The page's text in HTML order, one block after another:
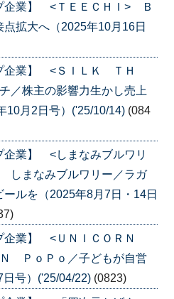
企業】 <ＴＥＥＣＨＩ> Ｂ
拡大へ（2025年10月16日
企業】 <ＳＩＬＫ ＴＨ
株主の影響力生かし売上
10月2日号）('25/10/14) (084
企業】 <しまなみブルワリ
しまなみブルワリー／ラガ
ルを（2025年8月7日・14日
企業】 <ＵＮＩＣＯＲＮ
ＰｏＰｏ／子どもが自営
号）('25/04/22) (0823)